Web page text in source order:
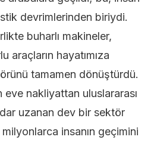
devrimlerinden biriydi.
buharlı makineler,
araçların hayatımıza
tamamen dönüştürdü.
nakliyattan uluslararası
uzanan dev bir sektör
insanın geçimini